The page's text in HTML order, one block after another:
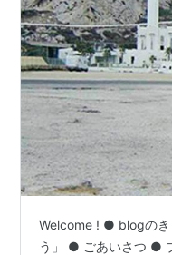
Welcome ! ● blogのき
う」 ● ごあいさつ ●